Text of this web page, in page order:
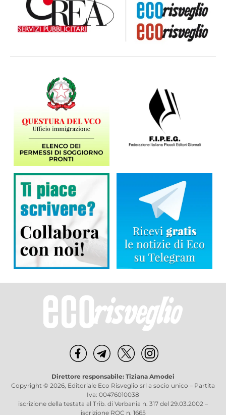
Direttore responsabile: Tiziana Amodei
Copyright © 2026, Editoriale Eco Risveglio srl a socio unico – Partita
Iva: 00476010038
iscrizione della testata al Trib. di Verbania n. 317 del 29.03.2002 –
iscrizione ROC n. 1665